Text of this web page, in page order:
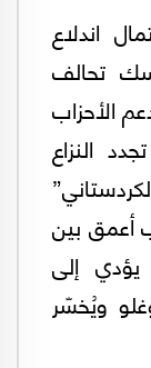
اندلاع
تحالف
الأحزاب
النزاع
أعمق بين
يؤدي إلى
ويُخسّر